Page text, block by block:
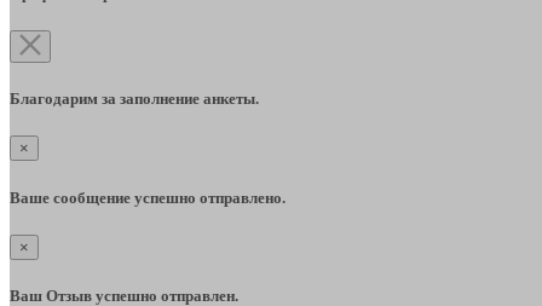
Благодарим за заполнение анкеты.
×
Ваше сообщение успешно отправлено.
×
Ваш Отзыв успешно отправлен.